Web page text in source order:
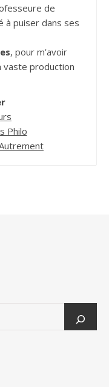
de
à puiser dans ses
, pour m’avoir
vaste production
Philo